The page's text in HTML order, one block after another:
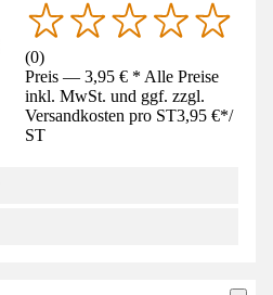
(0)
Preis — 3,95 € * Alle Preise
inkl. MwSt. und ggf. zzgl.
Versandkosten pro ST3,95 €*/
ST